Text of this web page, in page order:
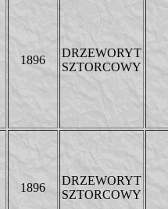
1896
DRZEWORYT
SZTORCOWY
1896
DRZEWORYT
SZTORCOWY